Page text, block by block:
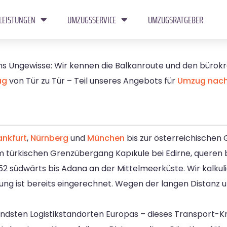
UMZUGSSERVICE UMZUGSRATGEBER
Ungewisse: Wir kennen die Balkanroute und den
von Tür zu Tür – Teil unseres Angebots für Umzug
, Nürnberg und München bis zur österreichischen
Grenzübergang Kapıkule bei Edirne,
bis Adana an der Mittelmeerküste. Wir
ist bereits eingerechnet. Wegen der langen Distanz
Logistikstandorten Europas – dieses Transport-